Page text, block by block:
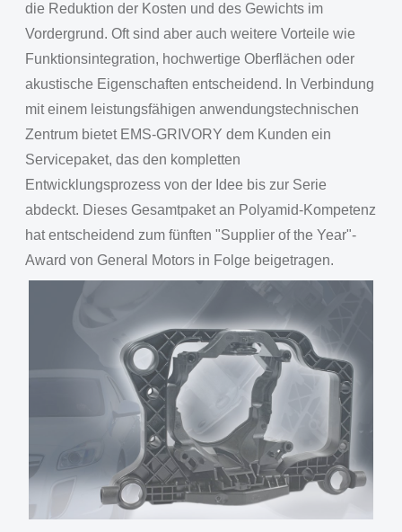
die Reduktion der Kosten und des Gewichts im
Vordergrund. Oft sind aber auch weitere Vorteile wie
Funktionsintegration, hochwertige Oberflächen oder
akustische Eigenschaften entscheidend. In Verbindung
mit einem leistungsfähigen anwendungstechnischen
Zentrum bietet EMS-GRIVORY dem Kunden ein
Servicepaket, das den kompletten
Entwicklungsprozess von der Idee bis zur Serie
abdeckt. Dieses Gesamtpaket an Polyamid-Kompetenz
hat entscheidend zum fünften "Supplier of the Year"-
Award von General Motors in Folge beigetragen.